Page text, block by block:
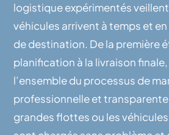
logistique expérimentés
véhicules arrivent à temps et
de destination. De la première
planification à la livraison
l’ensemble du processus de
professionnelle et
grandes flottes ou les